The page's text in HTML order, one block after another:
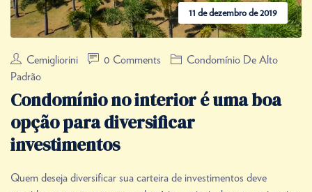
11 de dezembro de 2019
Cemigliorini 0 Comments
Condomínio De Alto
Padrão
Condomínio no interior é uma boa
opção para diversificar
investimentos
Quem deseja diversificar sua carteira de investimentos deve